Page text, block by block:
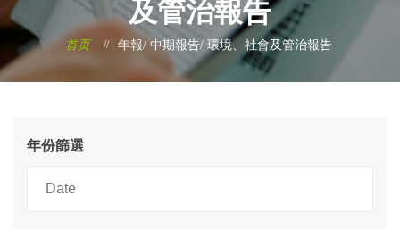
及管治報告
首页 年報/ 中期報告/ 環境、社會及管治報告
年份篩選